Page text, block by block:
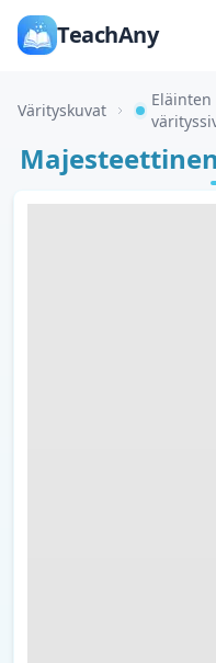
TeachAny
Värityskuvat
Eläinten